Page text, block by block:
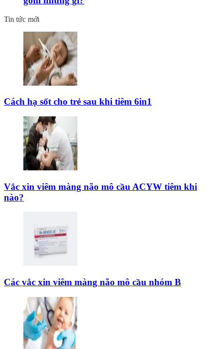
Tin tức mới
Cách hạ sốt cho trẻ sau khi tiêm 6in1
Vắc xin viêm màng não mô cầu ACYW tiêm khi
nào?
Các vắc xin viêm màng não mô cầu nhóm B